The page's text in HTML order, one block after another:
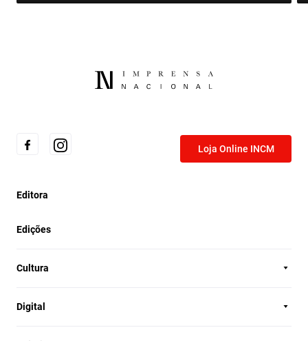
Loja Online INCM
Editora
Edições
Cultura
Digital